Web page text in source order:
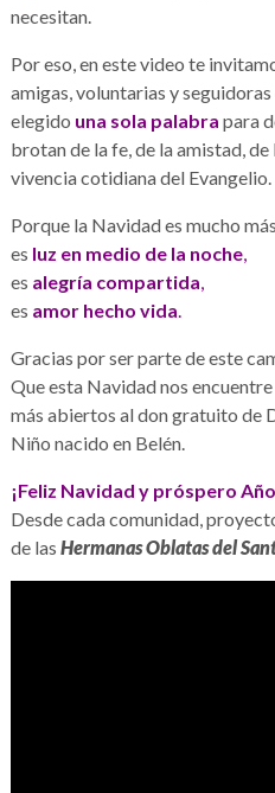
necesitan.
Por eso, en este video te
amigas, voluntarias y
elegido una sola palabra para
brotan de la fe, de la amistad,
vivencia cotidiana del Evangelio.
Porque la Navidad es mucho
es luz en medio de la noche,
es alegría compartida,
es amor hecho vida.
Gracias por ser parte de este
Que esta Navidad nos
más abiertos al don gratuito de
Niño nacido en Belén.
¡Feliz Navidad y próspero
Desde cada comunidad,
de las Hermanas Oblatas del